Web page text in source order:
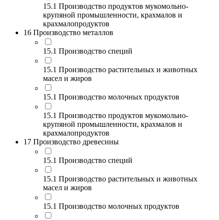
15.1 Производство продуктов мукомольно-
крупяной промышленности, крахмалов и
крахмалопродуктов
16 Производство металлов
15.1 Производство специй
15.1 Производство растительных и животных
масел и жиров
15.1 Производство молочных продуктов
15.1 Производство продуктов мукомольно-
крупяной промышленности, крахмалов и
крахмалопродуктов
17 Производство древесины
15.1 Производство специй
15.1 Производство растительных и животных
масел и жиров
15.1 Производство молочных продуктов